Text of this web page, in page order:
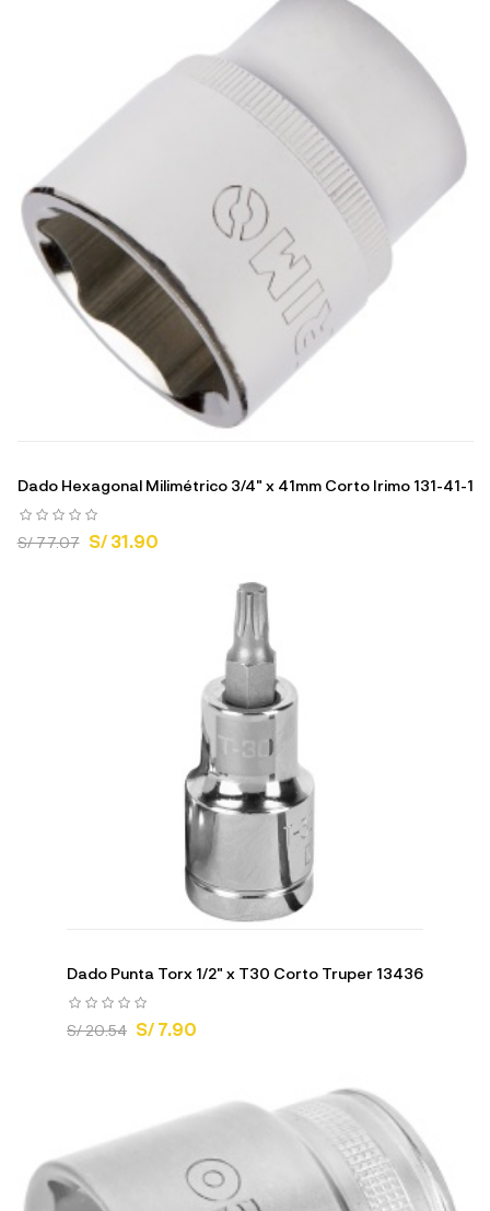
Dado Hexagonal Milimétrico 3/4" x 41mm Corto Irimo 131-41-1
S/ 77.07 S/ 31.90
Dado Punta Torx 1/2" x T30 Corto Truper 13436
S/ 20.54 S/ 7.90